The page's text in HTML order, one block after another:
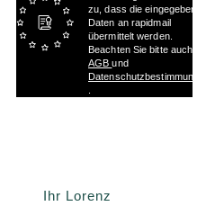
zu, dass die eingegebenen
Daten an rapidmail
übermittelt werden.
Beachten Sie bitte auch die
AGBund
Datenschutzbestimmungen
Ihr Lorenz